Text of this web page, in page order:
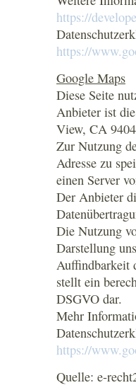
https://
https://
Google Maps
Diese Seite
Anbieter ist
View, CA
Zur Nutzung
Adresse zu
einen Server
Der Anbieter
Die Nutzung
Darstellung
Auffindbarkeit
stellt ein
DSGVO dar.
Mehr
https://
Quelle: e-